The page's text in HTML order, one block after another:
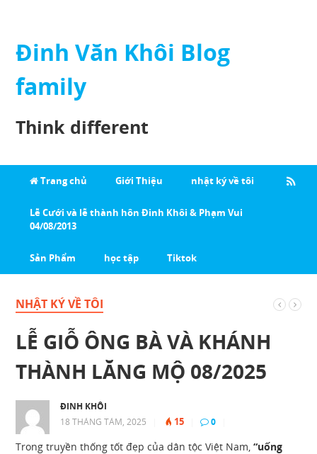
Đinh Văn Khôi Blog
family
Think different
Trang chủ Giới Thiệu nhật ký về tôi
Lễ Cưới và lễ thành hôn Đinh Khôi & Phạm Vui
04/08/2013
Sản Phẩm học tập Tiktok
NHẬT KÝ VỀ TÔI
LỄ GIỖ ÔNG BÀ VÀ KHÁNH
THÀNH LĂNG MỘ 08/2025
ĐINH KHÔI
18 THÁNG TÁM, 2025
15 0
Trong truyền thống tốt đẹp của dân tộc Việt Nam,“uống